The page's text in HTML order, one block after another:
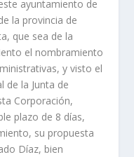
ayuntamiento de
la provincia de
que sea de la
el nombramiento
y visto el
de la Junta de
Corporación,
plazo de 8 días,
su propuesta
Díaz, bien